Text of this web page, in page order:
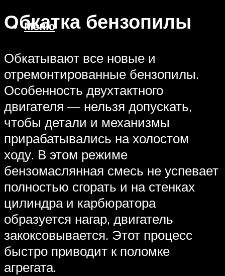
Меню
Обкатка бензопилы
Обкатывают все новые и
отремонтированные бензопилы.
Особенность двухтактного
двигателя — нельзя допускать,
чтобы детали и механизмы
прирабатывались на холостом
ходу. В этом режиме
бензомаслянная смесь не успевает
полностью сгорать и на стенках
цилиндра и карбюратора
образуется нагар, двигатель
закоксовывается. Этот процесс
быстро приводит к поломке
агрегата.